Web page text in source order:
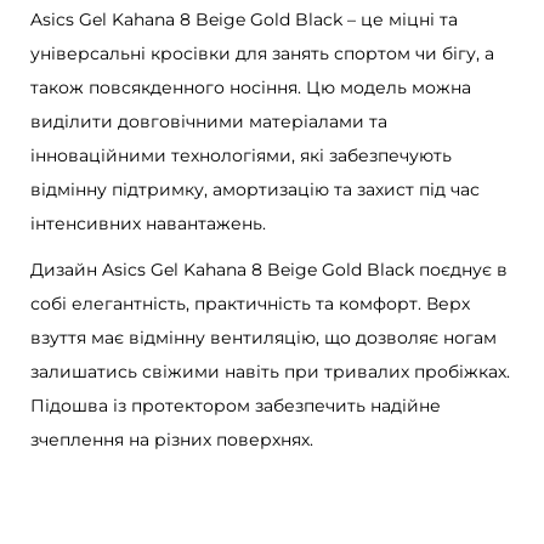
K
a
h
a
n
a
8
Asics Gel Kahana 8 Beige Gold Black – це міцні та
універсальні кросівки для занять спортом чи бігу, а
також повсякденного носіння. Цю модель можна
виділити довговічними матеріалами та
інноваційними технологіями, які забезпечують
відмінну підтримку, амортизацію та захист під час
інтенсивних навантажень.
Дизайн Asics Gel Kahana 8 Beige Gold Black поєднує в
собі елегантність, практичність та комфорт. Верх
взуття має відмінну вентиляцію, що дозволяє ногам
залишатись свіжими навіть при тривалих пробіжках.
Підошва із протектором забезпечить надійне
зчеплення на різних поверхнях.